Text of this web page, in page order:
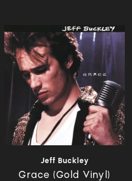
Jeff Buckley
Grace (Gold Vinyl)